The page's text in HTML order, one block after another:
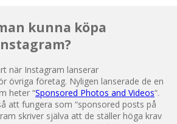
kunna köpa
när Instagram lanserar
övriga företag. Nyligen lanserade de en
heter “Sponsored Photos and Videos“.
att fungera som “sponsored posts på
skriver själva att de ställer höga krav